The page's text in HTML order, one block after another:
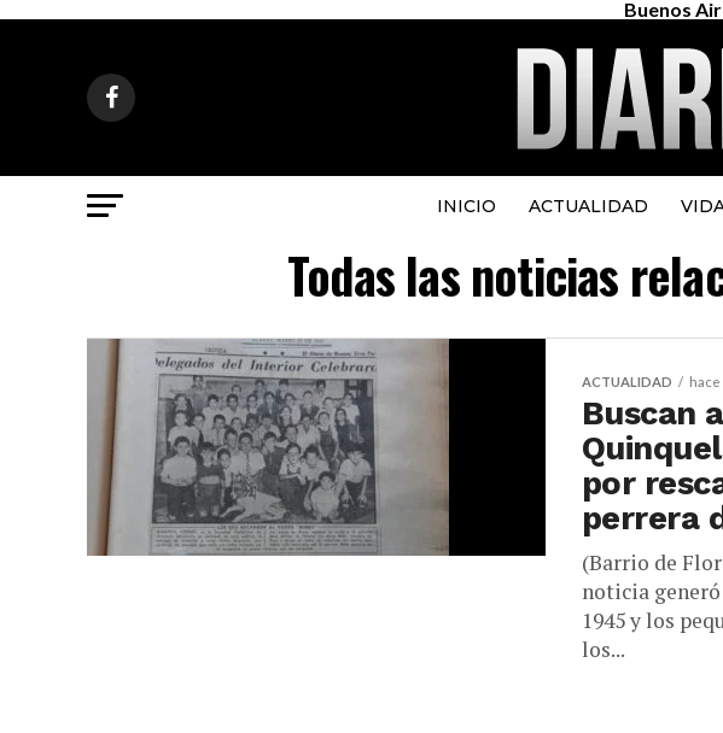
Buenos
INICIO ACTUALIDAD
Todas las noticias
ACTUALIDAD hace
Buscan
por
perrera
(Barrio de
noticia
1945 y los
los...